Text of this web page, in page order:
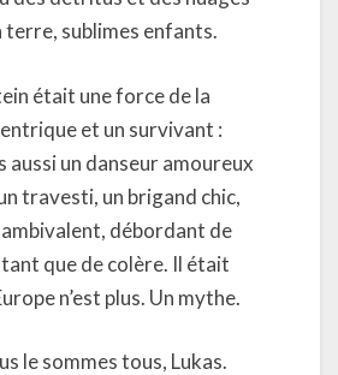
terre, sublimes enfants.
était une force de la
et un survivant :
aussi un danseur amoureux
travesti, un brigand chic,
débordant de
que de colère. Il était
n’est plus. Un mythe.
le sommes tous, Lukas.